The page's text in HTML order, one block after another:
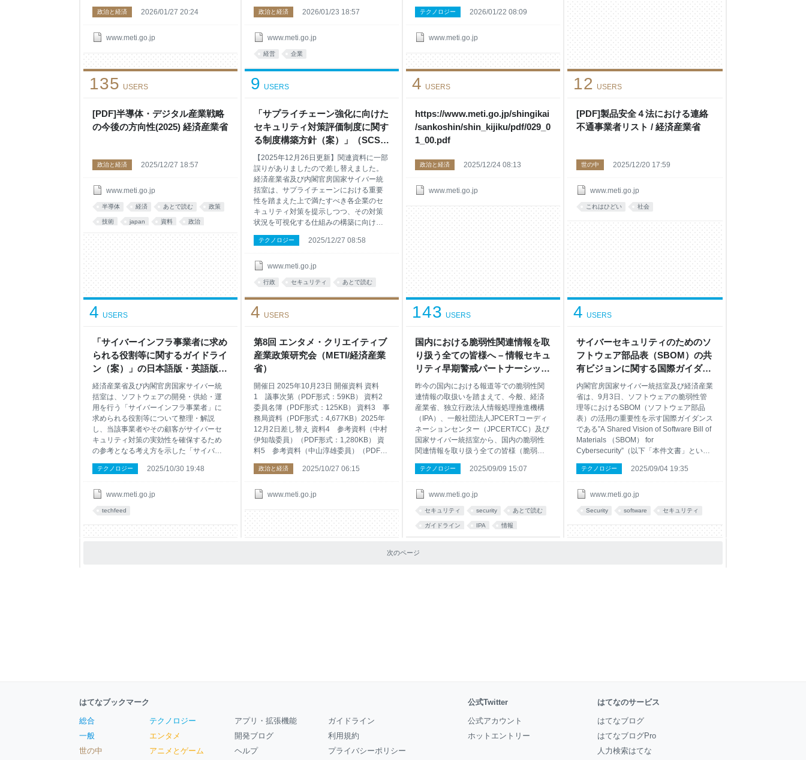
www.meti.go.jp
施策の執行状況に一定の進捗が見られた
ことを踏まえ、国内投資マップ（2026年1
ップについて 今般、経済産業省では、事
参考にしていただけるよう、令和3年度補
正予算から令和7年度当初予算において、
経済産業省が実施した投資支援関連予算
万件）の一部を、分野、企業規模、立地
市町村など一定のバランスを考慮しつ
つ、都道府県別に図示しました。 国内投
政治と経済 2026/01/27 20:24
www.meti.go.jp
の実現には、産業・技術基盤の主体であ
る民間企業自身が、自社の自律性・不可
した背景から、経済産業省は、企業経営
及びガバナンス強化に係る取組を経営戦
略として考え、実行する上での推奨事項
を「経済安全保障経営ガイドライン（第1
版）（案）」として示し、2025年11月26
日）までの間、意見募集を行いました。
その後、意見募集の窓口に寄せられたご
意見などを踏まえ、第1版を取りまとめま
した。今後も国際情勢や経済安全保障政
策の動向に応じて、継続的
政治と経済 2026/01/23 18:57
経営 企業
www.meti.go.jp
合せ先 製造産業局 ロボット政策室 電話：
03-3501-1511（内線：3821～3824）
テクノロジー 2026/01/22 08:09
[PDF]半導体・デジタル産業戦略
の今後の方向性(2025) 経済産業省
135 USERS
www.meti.go.jp
政治と経済 2025/12/27 18:57
半導体 経済 あとで読む 政策
技術 japan 資料 政治
「サプライチェーン強化に向けた
セキュリティ対策評価制度に関す
る制度構築方針（案）」（SCS評
価制度の構築方針（案））を公表
しました （METI/経済産業省）
9 USERS
www.meti.go.jp
【2025年12月26日更新】関連資料に一部
誤りがありましたので差し替えました。
経済産業省及び内閣官房国家サイバー統
括室は、サプライチェーンにおける重要
性を踏まえた上で満たすべき各企業のセ
キュリティ対策を提示しつつ、その対策
状況を可視化する仕組みの構築に向けた
検討の結果として、本日、「サプライチ
ェーン強化に向けたセキュリティ対策評
（SCS（Supply Chain Security）評価制
募を開始しました。 今後、意見公募で頂
く御意見を踏まえて、本年度中を目途と
して当該制度構築方針（案）を成案化す
るとともに、令和8年度（2026年度）末頃
制度を活用する中小企業向けの支援策と
して、新たな「サイバーセキュリティお
助け隊サービス」を創設する方針や、取
引関係にある企業間においてセキュリテ
ィ
テクノロジー 2025/12/27 08:58
行政 セキュリティ あとで読む
https://www.meti.go.jp/shingikai
/sankoshin/shin_kijiku/pdf/029_0
1_00.pdf
4 USERS
www.meti.go.jp
政治と経済 2025/12/24 08:13
[PDF]製品安全４法における連絡
不通事業者リスト / 経済産業省
12 USERS
www.meti.go.jp
世の中 2025/12/20 17:59
これはひどい 社会
「サイバーインフラ事業者に求め
られる役割等に関するガイドライ
ン（案）」の日本語版・英語版を
取りまとめました （METI/経済産
業省）
4 USERS
www.meti.go.jp
経済産業省及び内閣官房国家サイバー統
括室は、ソフトウェアの開発・供給・運
用を行う「サイバーインフラ事業者」に
求められる役割等について整理・解説
し、当該事業者やその顧客がサイバーセ
キュリティ対策の実効性を確保するため
の参考となる考え方を示した「サイバー
インフラ事業者に求められる役割等に関
するガイドライン（案）」を取りまと
日間のパブリックコメントを開始しまし
テクノロジー 2025/10/30 19:48
techfeed
第8回 エンタメ・クリエイティブ
産業政策研究会（METI/経済産業
省）
4 USERS
www.meti.go.jp
開催日 2025年10月23日 開催資料 資料
1 議事次第（PDF形式：59KB） 資料2
委員名簿（PDF形式：125KB） 資料3 事
務局資料（PDF形式：4,677KB）2025年
12月2日差し替え 資料4 参考資料（中村
伊知哉委員）（PDF形式：1,280KB） 資
料5 参考資料（中山淳雄委員）（PDF形
式：393KB） 資料6 参考資料（村松俊亮
委員）（PDF形式：189KB） 資料7 参考
事要旨（PDF形式：237KB） お問合せ先
政治と経済 2025/10/27 06:15
国内における脆弱性関連情報を取
り扱う全ての皆様へ – 情報セキュ
リティ早期警戒パートナーシップ
ガイドラインに則した対応に関す
るお願い – （METI/経済産業省）
143 USERS
www.meti.go.jp
昨今の国内における報道等での脆弱性関
連情報の取扱いを踏まえて、今般、経済
産業省、独立行政法人情報処理推進機構
（IPA）、一般社団法人JPCERTコーディ
ネーションセンター（JPCERT/CC）及び
国家サイバー統括室から、国内の脆弱性
関連情報を取り扱う全ての皆様（脆弱性
関連情報の発見者、製品開発者やウェブ
サイト運営者、報道機関その他産業界の
早期警戒パートナーシップガイドライ
てお伝えします。 経済産業省では、経済
社会の活力の向上及び持続的発展並びに
テクノロジー 2025/09/09 15:07
セキュリティ security あとで読む
ガイドライン IPA 情報
サイバーセキュリティのためのソ
フトウェア部品表（SBOM）の共
有ビジョンに関する国際ガイダン
スに共同署名しました （METI/経
済産業省）
4 USERS
www.meti.go.jp
内閣官房国家サイバー統括室及び経済産業
省は、9月3日、ソフトウェアの脆弱性管
理等におけるSBOM（ソフトウェア部品
表）の活用の重要性を示す国際ガイダンス
である”A Shared Vision of Software Bill of
Materials （SBOM） for
Cybersecurity”（以下「本件文書」とい
う。）に共同署名しました。 本件文書
は、経済産業省及び米国サイバーセキュリ
より、SBOMの活用の重要性を広く国際的
同ガイダンスを整備することを目的として
テクノロジー 2025/09/04 19:35
Security software セキュリティ
次のページ
はてなブックマーク
総合
一般
世の中
テクノロジー
エンタメ
アニメとゲーム
アプリ・拡張機能
開発ブログ
ヘルプ
ガイドライン
利用規約
プライバシーポリシー
公式Twitter
公式アカウント
ホットエントリー
はてなのサービス
はてなブログ
はてなブログPro
人力検索はてな